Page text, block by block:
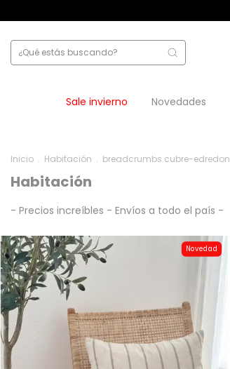
Sale invierno Novedades
Inicio . Habitación . breadcrumbs.cubre-edredon
Habitación
- Precios increíbles - Envíos a todo el país -
Novedad